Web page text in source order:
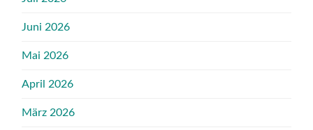
Juni 2026
Mai 2026
April 2026
März 2026